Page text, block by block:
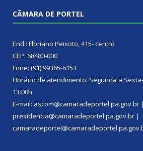
CÂMARA DE PORTEL
End.: Floriano Peixoto, 415- centro
CEP: 68480-000
Fone: (91) 99365-6153
Horário de atendimento: Segunda a
13:00h
E-mail: ascom@camaradeportel.pa.gov.br |
presidencia@camaradeportel.pa.gov.br |